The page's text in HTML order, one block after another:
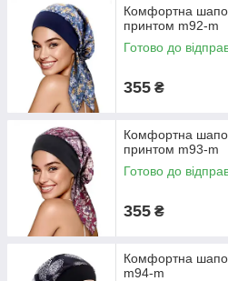
Комфортна
принтом m92-m
Готово до
355 ₴
Комфортна
принтом m93-m
Готово до
355 ₴
Комфортна
m94-m